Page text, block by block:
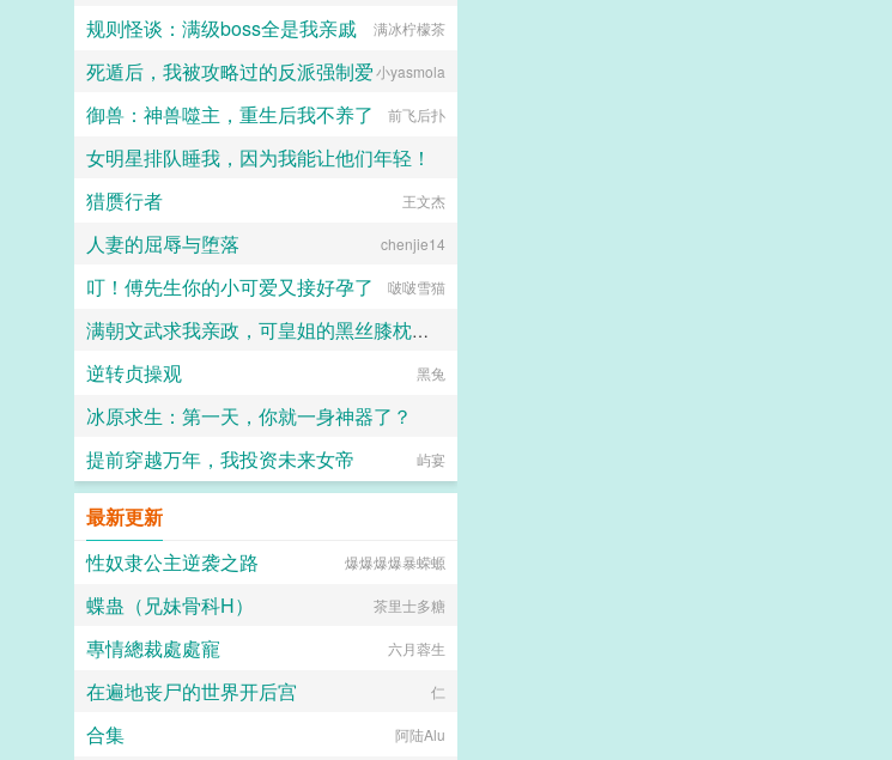
规则怪谈：满级boss全是我亲戚 满冰柠檬茶
死遁后，我被攻略过的反派强制爱小yasmola
御兽：神兽噬主，重生后我不养了 前飞后扑
女明星排队睡我，因为我能让他们年轻！
欢欢
猎赝行者 王文杰
人妻的屈辱与堕落 chenjie14
叮！傅先生你的小可爱又接好孕了 啵啵雪猫
满朝文武求我亲政，可皇姐的黑丝膝枕和肥逼太舒服了
十六岁的阿宾
逆转贞操观 黑兔
冰原求生：第一天，你就一身神器了？
奋斗小强
提前穿越万年，我投资未来女帝 屿宴
最新更新
性奴隶公主逆袭之路
爆爆爆爆暴蝾螈
蝶蛊（兄妹骨科H） 茶里士多糖
專情總裁處處寵 六月蓉生
在遍地丧尸的世界开后宫 仁
合集 阿陆Alu